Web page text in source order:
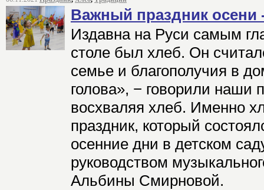
Важный праздник осени
Издавна на Руси самым
столе был хлеб. Он
семье и благополучия в
голова», − говорили наши
восхваляя хлеб. Именно
праздник, который
осенние дни в детском
руководством
Альбины Смирновой.